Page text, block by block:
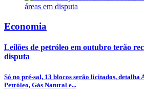
Economia
Leilões de petróleo em outubro terão
disputa
Só no pré-sal, 13 blocos serão licitados, detalha
Petróleo, Gás Natural e...